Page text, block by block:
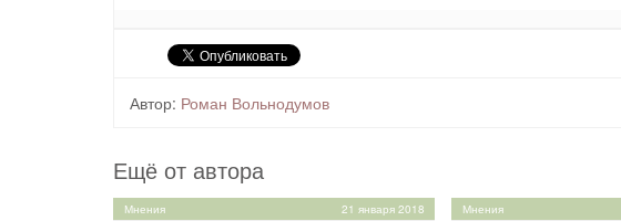
Автор: Роман Вольнодумов
Ещё от автора
Мнения 21 января 2018 Мнения